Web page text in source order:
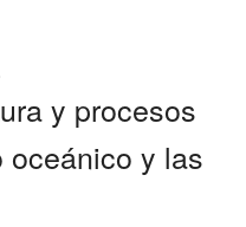
y procesos
y las